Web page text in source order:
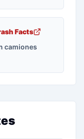
Facts
camiones